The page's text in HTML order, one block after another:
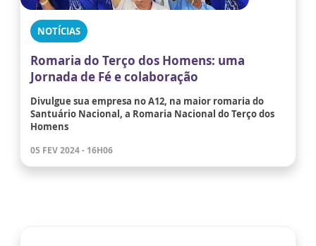
NOTÍCIAS
Romaria do Terço dos Homens: uma
Jornada de Fé e colaboração
Divulgue sua empresa no A12, na maior romaria do
Santuário Nacional, a Romaria Nacional do Terço dos
Homens
05 FEV 2024 - 16H06